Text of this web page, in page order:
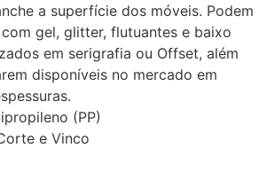
a superfície dos móveis. Podem
gel, glitter, flutuantes e baixo
em serigrafia ou Offset, além
disponíveis no mercado em
(PP)
e Vinco